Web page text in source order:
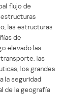
flujo de
estructuras
las estructuras
de
elevado las
las
los grandes
la seguridad
de la geografía